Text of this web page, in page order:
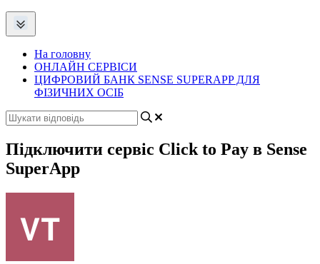
На головну
ОНЛАЙН СЕРВІСИ
ЦИФРОВИЙ БАНК SENSE SUPERAPP ДЛЯ
ФІЗИЧНИХ ОСІБ
Підключити сервіс Click to Pay в Sense
SuperApp